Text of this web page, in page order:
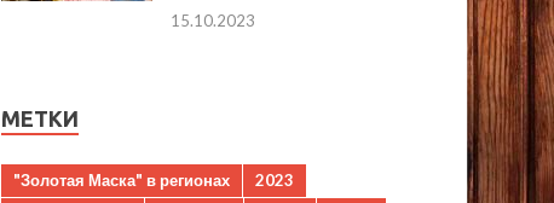
15.10.2023
МЕТКИ
"Золотая Маска" в регионах
2023